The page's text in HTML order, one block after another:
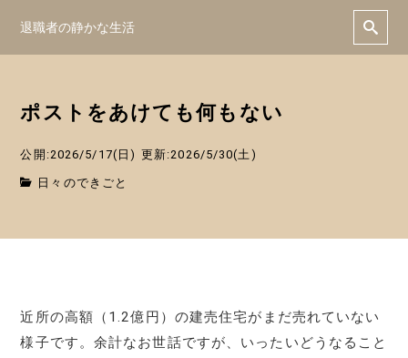
退職者の静かな生活
ポストをあけても何もない
公開:2026/5/17(日) 更新:2026/5/30(土)
日々のできごと
近所の高額（1.2億円）の建売住宅がまだ売れていない
様子です。余計なお世話ですが、いったいどうなること